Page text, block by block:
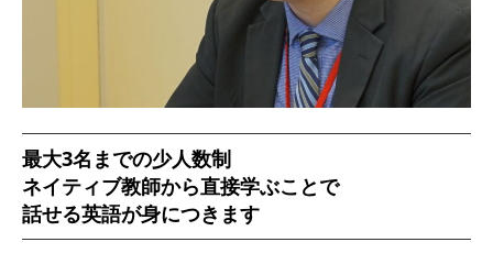
最大3名までの少人数制
ネイティブ教師から直接学ぶことで
話せる英語が身につきます